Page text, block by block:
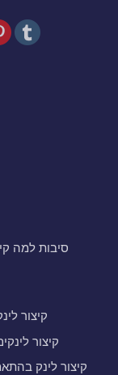
קיצור
קיצור
קיצור לינק